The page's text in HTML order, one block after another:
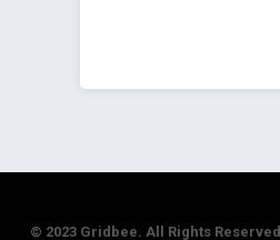
© 2023 Gridbee. All Rights